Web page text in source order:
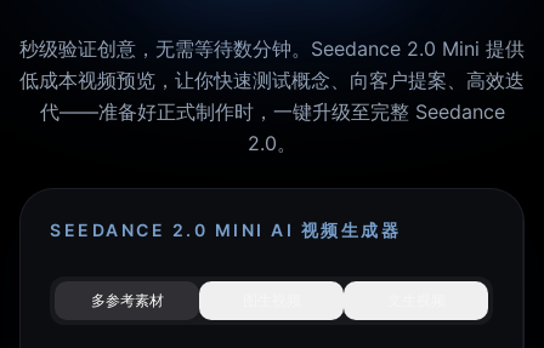
秒级验证创意，无需等待数分钟。Seedance 2.0 Mini 提供
低成本视频预览，让你快速测试概念、向客户提案、高效迭
代——准备好正式制作时，一键升级至完整 Seedance
2.0。
SEEDANCE 2.0 MINI AI 视频生成器
多参考素材